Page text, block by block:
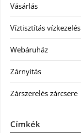
Vásárlás
Víztisztítás vízkezelés
Webáruház
Zárnyitás
Zárszerelés zárcsere
Címkék